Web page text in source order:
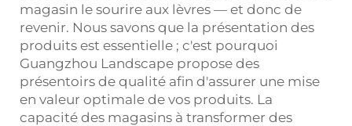
magasin le sourire aux lèvres — et donc de
revenir. Nous savons que la présentation des
produits est essentielle ; c'est pourquoi
Guangzhou Landscape propose des
présentoirs de qualité afin d'assurer une mise
en valeur optimale de vos produits. La
capacité des magasins à transformer des